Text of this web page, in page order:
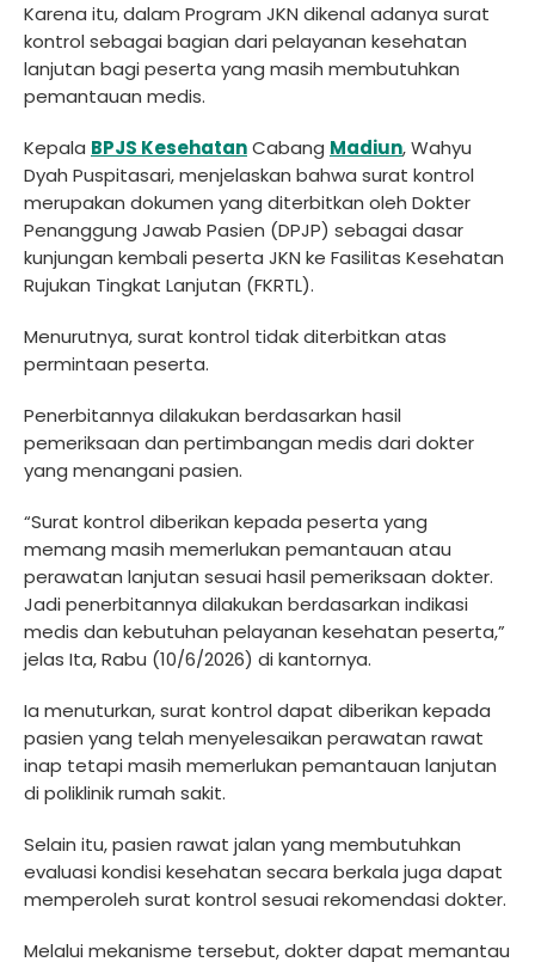
Karena itu, dalam Program JKN dikenal adanya surat
kontrol sebagai bagian dari pelayanan kesehatan
lanjutan bagi peserta yang masih membutuhkan
pemantauan medis.
Kepala BPJS KesehatanCabang Madiun, Wahyu
Dyah Puspitasari, menjelaskan bahwa surat kontrol
merupakan dokumen yang diterbitkan oleh Dokter
Penanggung Jawab Pasien (DPJP) sebagai dasar
kunjungan kembali peserta JKN ke Fasilitas Kesehatan
Rujukan Tingkat Lanjutan (FKRTL).
Menurutnya, surat kontrol tidak diterbitkan atas
permintaan peserta.
Penerbitannya dilakukan berdasarkan hasil
pemeriksaan dan pertimbangan medis dari dokter
yang menangani pasien.
“Surat kontrol diberikan kepada peserta yang
memang masih memerlukan pemantauan atau
perawatan lanjutan sesuai hasil pemeriksaan dokter.
Jadi penerbitannya dilakukan berdasarkan indikasi
medis dan kebutuhan pelayanan kesehatan peserta,”
jelas Ita, Rabu (10/6/2026) di kantornya.
Ia menuturkan, surat kontrol dapat diberikan kepada
pasien yang telah menyelesaikan perawatan rawat
inap tetapi masih memerlukan pemantauan lanjutan
di poliklinik rumah sakit.
Selain itu, pasien rawat jalan yang membutuhkan
evaluasi kondisi kesehatan secara berkala juga dapat
memperoleh surat kontrol sesuai rekomendasi dokter.
Melalui mekanisme tersebut, dokter dapat memantau